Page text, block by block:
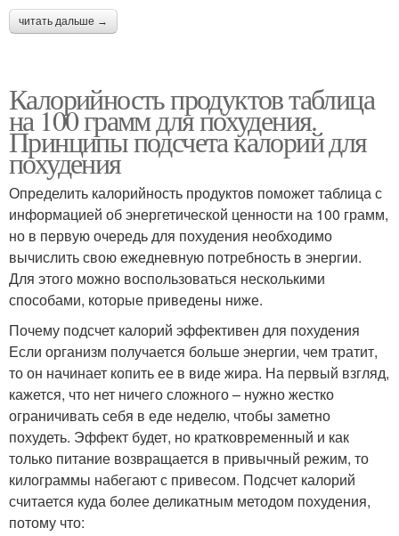
читать дальше →
Калорийность продуктов таблица
на 100 грамм для похудения.
Принципы подсчета калорий для
похудения
Определить калорийность продуктов поможет таблица с
информацией об энергетической ценности на 100 грамм,
но в первую очередь для похудения необходимо
вычислить свою ежедневную потребность в энергии.
Для этого можно воспользоваться несколькими
способами, которые приведены ниже.
Почему подсчет калорий эффективен для похудения
Если организм получается больше энергии, чем тратит,
то он начинает копить ее в виде жира. На первый взгляд,
кажется, что нет ничего сложного – нужно жестко
ограничивать себя в еде неделю, чтобы заметно
похудеть. Эффект будет, но кратковременный и как
только питание возвращается в привычный режим, то
килограммы набегают с привесом. Подсчет калорий
считается куда более деликатным методом похудения,
потому что: